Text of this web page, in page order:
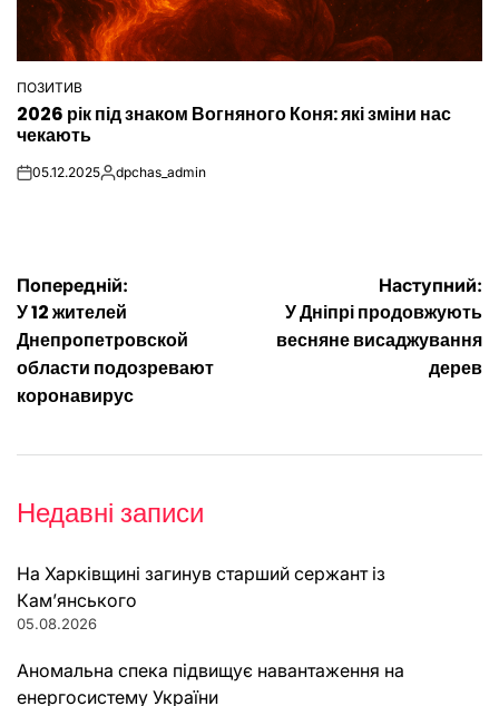
ОПУБЛІКУВАТИ
У
ПОЗИТИВ
2026 рік під знаком Вогняного Коня: які зміни нас
чекають
on05.12.2025Опубліковано
dpchas_admin
Навігація
записів
Попередній:
У 12 жителей
Днепропетровской
области подозревают
коронавирус
Наступний:
У Дніпрі продовжують
весняне висаджування
дерев
Недавні записи
На Харківщині загинув старший сержант із
Кам’янського
05.08.2026
Аномальна спека підвищує навантаження на
енергосистему України